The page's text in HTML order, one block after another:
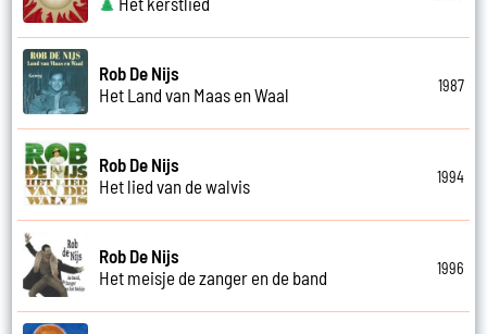
Rob De Nijs
Het Land van Maas en Waal
1987
Rob De Nijs
Het lied van de walvis
1994
Rob De Nijs
Het meisje de zanger en de band
1996